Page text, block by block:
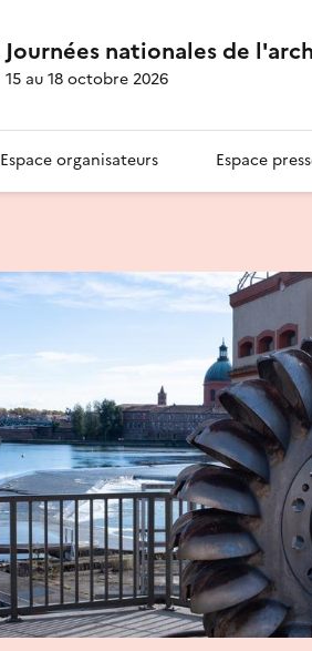
Journées nationales de
15 au 18 octobre 2026
Espace organisateurs Espace